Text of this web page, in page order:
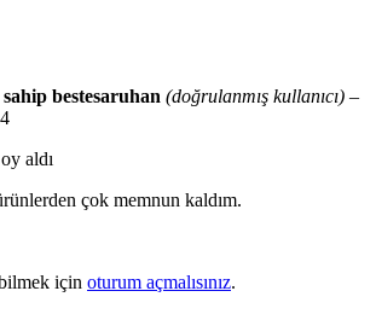
sahip bestesaruhan (doğrulanmış kullanıcı) –
oy aldı
çok memnun kaldım.
için oturum açmalısınız.